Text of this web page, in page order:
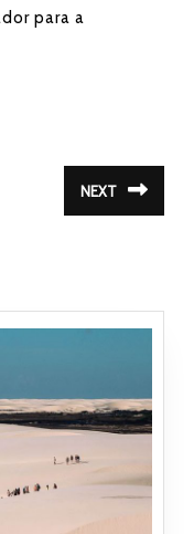
para a
NEXT
post: